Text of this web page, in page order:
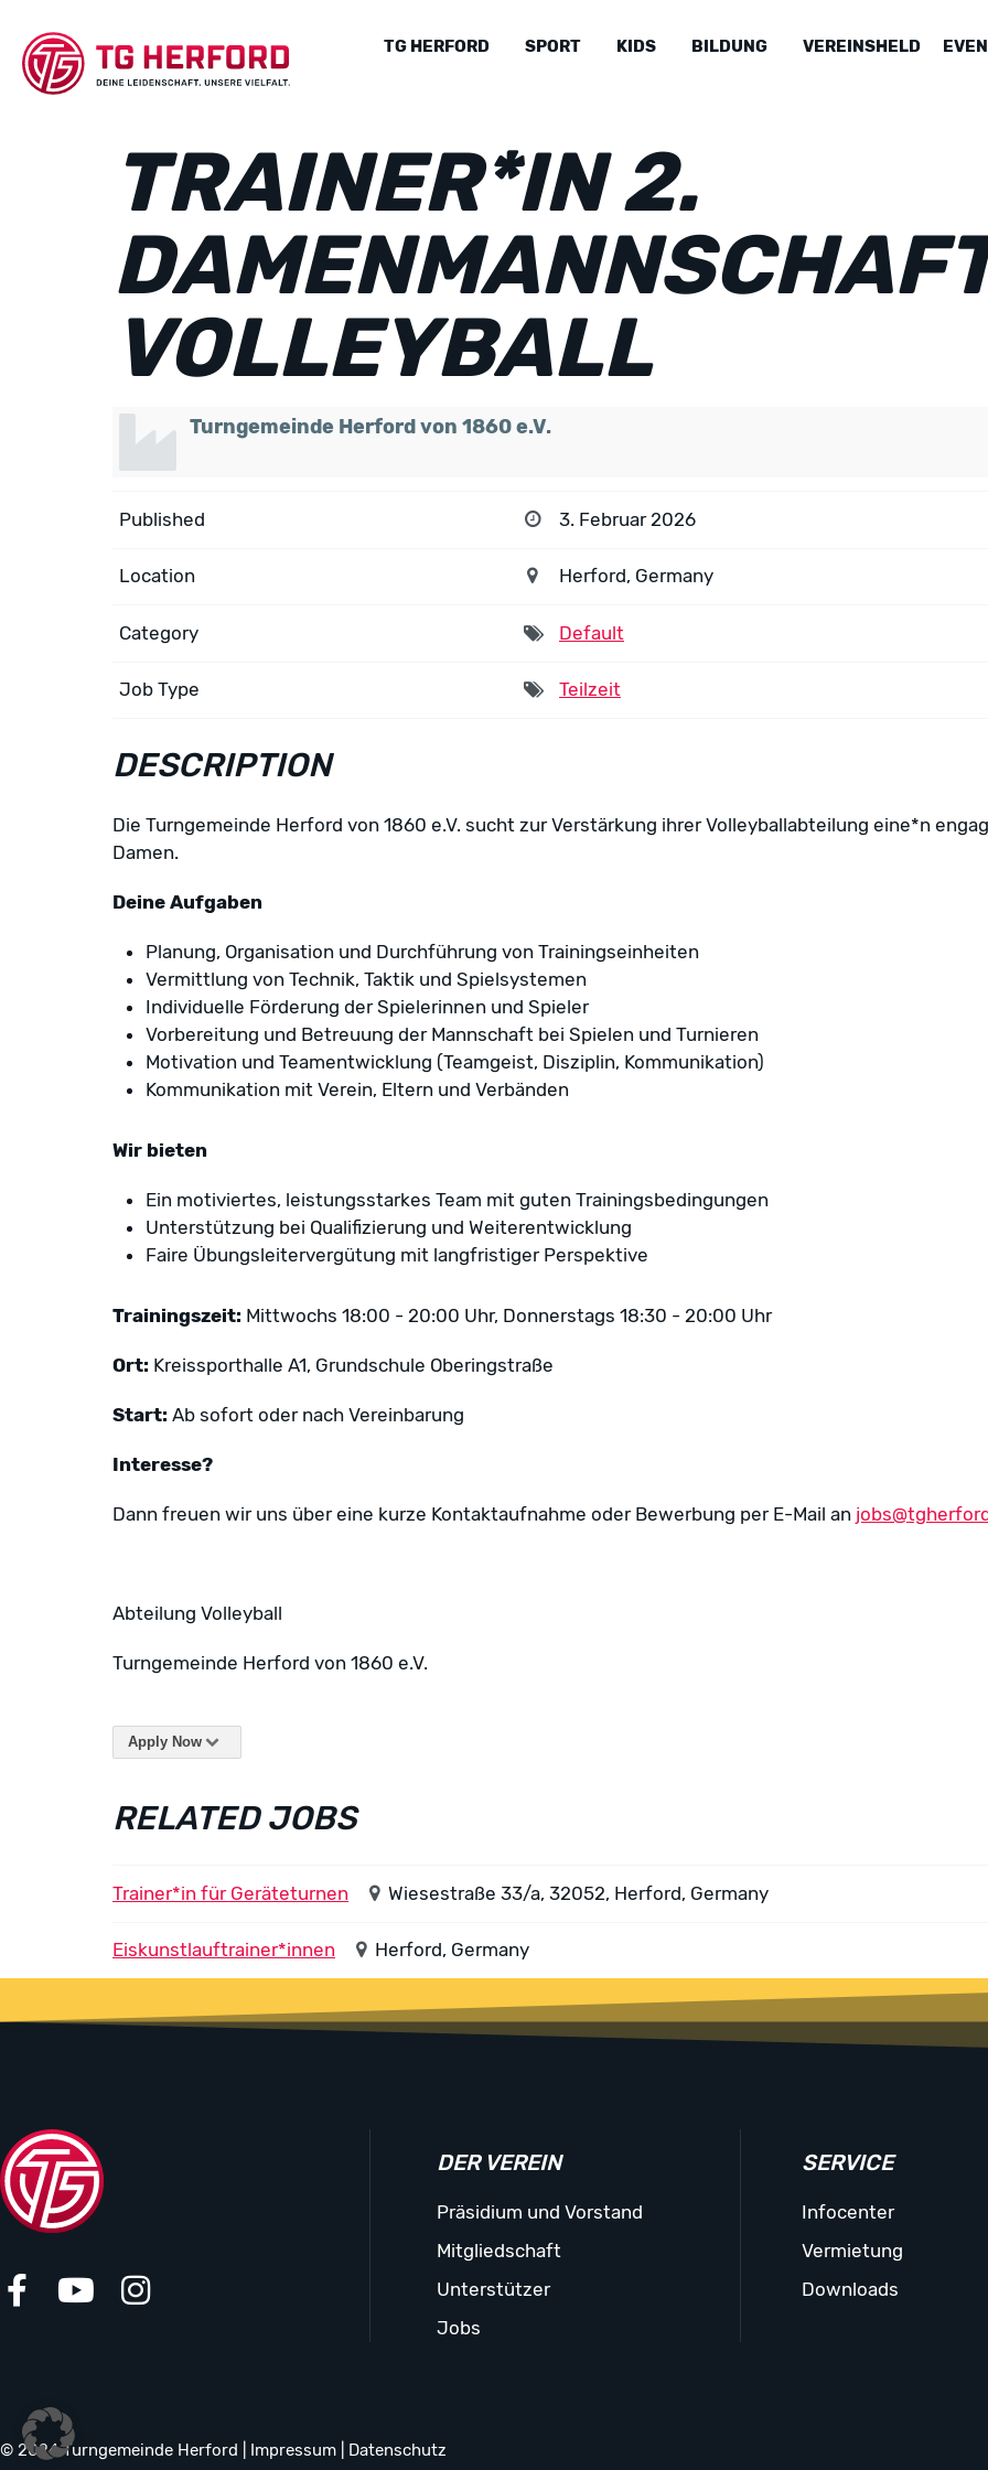
TG HERFORD SPORT KIDS BILDUNG VEREINSHELD
TRAINER*IN 2.
VOLLEYBALL
Turngemeinde Herford von 1860 e.V.
Published 3. Februar 2026
Location Herford, Germany
Category Default
Job Type Teilzeit
DESCRIPTION
Die Turngemeinde Herford von 1860 e.V. sucht zur Verstärkung ihrer Volleyballabteilung eine*n
Damen.
Deine Aufgaben
Planung, Organisation und Durchführung von Trainings­einheiten
Vermittlung von Technik, Taktik und Spielsystemen
Individuelle Förderung der Spielerinnen und Spieler
Vorbereitung und Betreuung der Mannschaft bei Spielen und Turnieren
Motivation und Teamentwicklung (Teamgeist, Disziplin, Kommunikation)
Kommunikation mit Verein, Eltern und Verbänden
Wir bieten
Ein motiviertes, leistungsstarkes Team mit guten Trainingsbedingungen
Unterstützung bei Qualifizierung und Weiterentwicklung
Faire Übungsleitervergütung mit langfristiger Perspektive
Trainingszeit: Mittwochs 18:00 - 20:00 Uhr, Donnerstags 18:30 - 20:00 Uhr
Ort: Kreissporthalle A1, Grundschule Oberingstraße
Start: Ab sofort oder nach Vereinbarung
Interesse?
Dann freuen wir uns über eine kurze Kontaktaufnahme oder Bewerbung per E-Mail an
Abteilung Volleyball
Turngemeinde Herford von 1860 e.V.
Apply Now
RELATED JOBS
Trainer*in für Geräteturnen Wiesestraße 33/a, 32052, Herford, Germany
Eiskunstlauftrainer*innen Herford, Germany
DER VEREIN
Präsidium und Vorstand
Mitgliedschaft
Unterstützer
Jobs
SERVICE
Infocenter
Vermietung
Downloads
© 2024 Turngemeinde Herford | Impressum Datenschutz